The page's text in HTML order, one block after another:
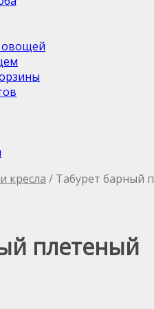
овощей
кресла / Табурет барный
плетеный